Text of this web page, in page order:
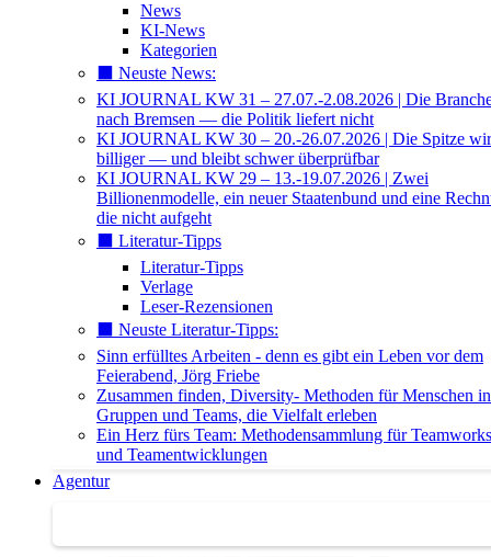
News
KI-News
Kategorien
⬛️ Neuste News:
KI JOURNAL KW 31 – 27.07.-2.08.2026 | Die
nach Bremsen — die Politik liefert nicht
KI JOURNAL KW 30 – 20.-26.07.2026 | Die Spitze
billiger — und bleibt schwer überprüfbar
KI JOURNAL KW 29 – 13.-19.07.2026 | Zwei
Billionenmodelle, ein neuer Staatenbund und eine
die nicht aufgeht
⬛️ Literatur-Tipps
Literatur-Tipps
Verlage
Leser-Rezensionen
⬛️ Neuste Literatur-Tipps:
Sinn erfülltes Arbeiten - denn es gibt ein Leben vor dem
Feierabend, Jörg Friebe
Zusammen finden, Diversity- Methoden für Menschen in
Gruppen und Teams, die Vielfalt erleben
Ein Herz fürs Team: Methodensammlung für
und Teamentwicklungen
Agentur